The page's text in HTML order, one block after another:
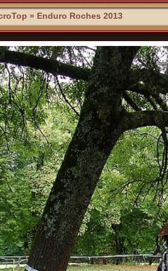
» Enduro Roches 2013